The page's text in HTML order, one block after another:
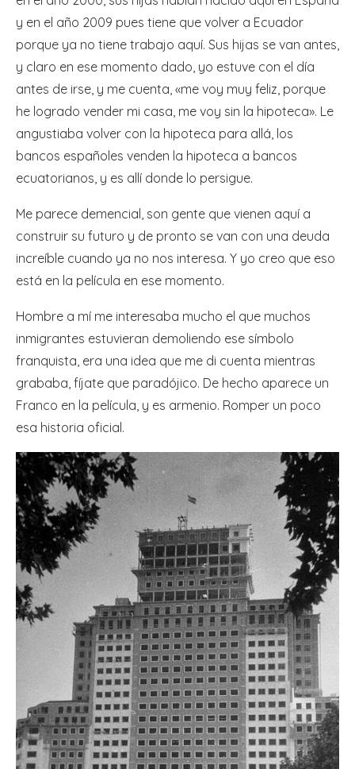
y en el año 2009 pues tiene que volver a Ecuador
porque ya no tiene trabajo aquí. Sus hijas se van antes,
y claro en ese momento dado, yo estuve con el día
antes de irse, y me cuenta, «me voy muy feliz, porque
he logrado vender mi casa, me voy sin la hipoteca». Le
angustiaba volver con la hipoteca para allá, los
bancos españoles venden la hipoteca a bancos
ecuatorianos, y es allí donde lo persigue.
Me parece demencial, son gente que vienen aquí a
construir su futuro y de pronto se van con una deuda
increíble cuando ya no nos interesa. Y yo creo que eso
está en la película en ese momento.
Hombre a mí me interesaba mucho el que muchos
inmigrantes estuvieran demoliendo ese símbolo
franquista, era una idea que me di cuenta mientras
grababa, fíjate que paradójico. De hecho aparece un
Franco en la película, y es armenio. Romper un poco
esa historia oficial.